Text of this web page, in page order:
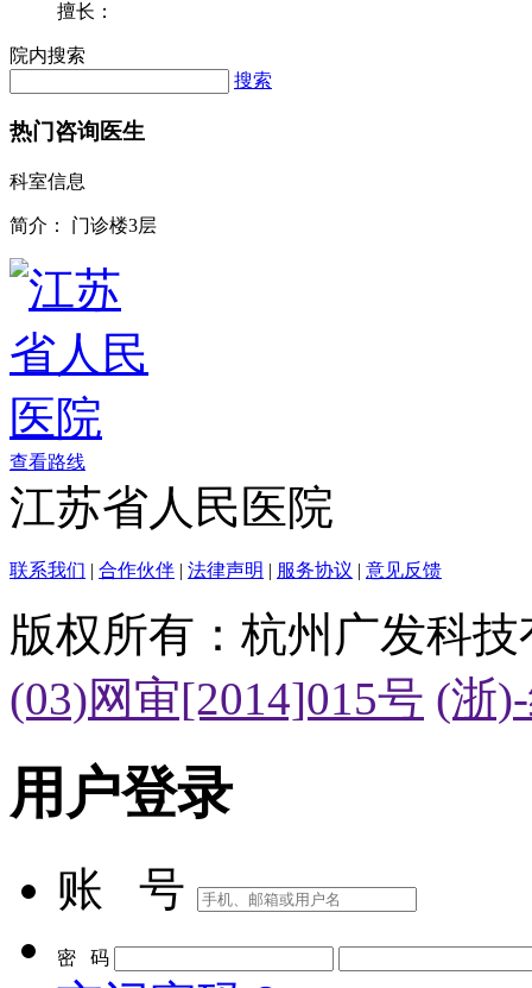
擅长：
院内搜索
搜索
热门咨询医生
科室信息
简介： 门诊楼3层
查看路线
江苏省人民医院
联系我们 | 合作伙伴 | 法律声明 | 服务协议 | 意见反馈
版权所有：杭州广发科
(03)网审[2014]015号 (浙
用户登录
账 号
密 码